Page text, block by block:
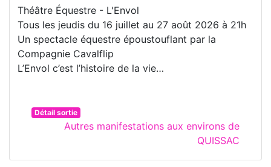
Théâtre Équestre - L'Envol
Tous les jeudis du 16 juillet au 27 août 2026 à 21h
Un spectacle équestre époustouflant par la
Compagnie Cavalflip
L’Envol c’est l’histoire de la vie…
Détail sortie
Autres manifestations aux environs de
QUISSAC